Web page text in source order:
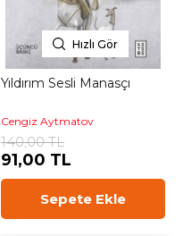
Hızlı Gör
Yıldırım Sesli Manasçı
Cengiz Aytmatov
140,00 TL
91,00 TL
Sepete Ekle